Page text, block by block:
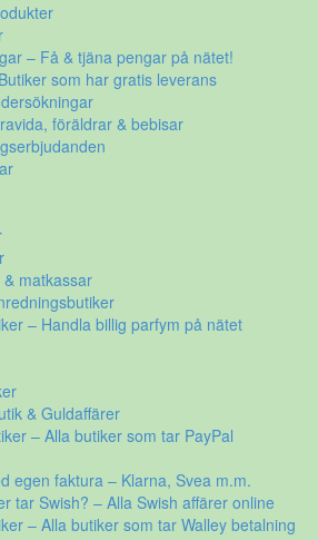
– Få & tjäna pengar på nätet!
som har gratis leverans
föräldrar & bebisar
matkassar
– Handla billig parfym på nätet
& Guldaffärer
– Alla butiker som tar PayPal
egen faktura – Klarna, Svea m.m.
tar Swish? – Alla Swish affärer online
– Alla butiker som tar Walley betalning